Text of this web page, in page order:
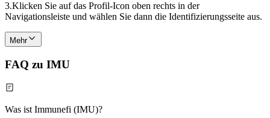
3.Klicken Sie auf das Profil-Icon oben rechts in der
Navigationsleiste und wählen Sie dann die Identifizierungsseite aus.
Mehr
FAQ zu IMU
Was ist Immunefi (IMU)?